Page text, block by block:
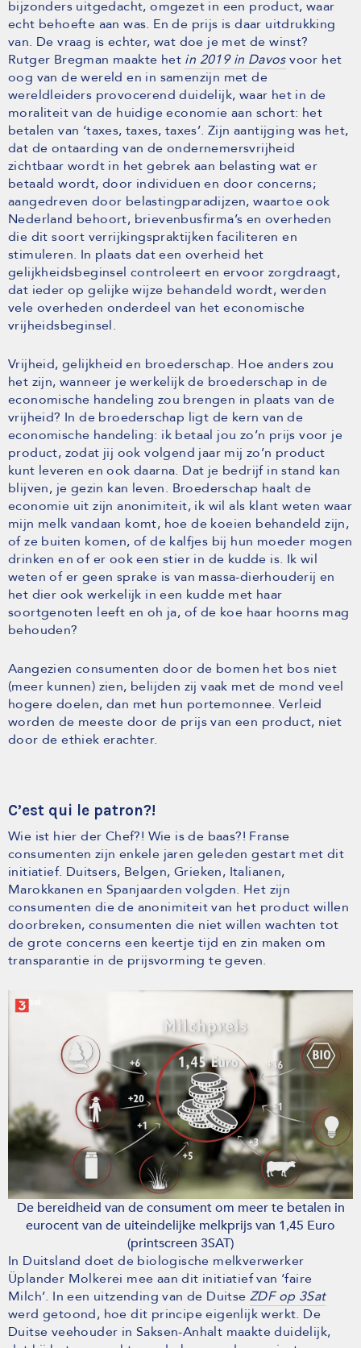
bijzonders uitgedacht, omgezet in een product, waar
echt behoefte aan was. En de prijs is daar uitdrukking
van. De vraag is echter, wat doe je met de winst?
Rutger Bregman maakte het in 2019 in Davosvoor het
oog van de wereld en in samenzijn met de
wereldleiders provocerend duidelijk, waar het in de
moraliteit van de huidige economie aan schort: het
betalen van ‘taxes, taxes, taxes’. Zijn aantijging was het,
dat de ontaarding van de ondernemersvrijheid
zichtbaar wordt in het gebrek aan belasting wat er
betaald wordt, door individuen en door concerns;
aangedreven door belastingparadijzen, waartoe ook
Nederland behoort, brievenbusfirma’s en overheden
die dit soort verrijkingspraktijken faciliteren en
stimuleren. In plaats dat een overheid het
gelijkheidsbeginsel controleert en ervoor zorgdraagt,
dat ieder op gelijke wijze behandeld wordt, werden
vele overheden onderdeel van het economische
vrijheidsbeginsel.
Vrijheid, gelijkheid en broederschap. Hoe anders zou
het zijn, wanneer je werkelijk de broederschap in de
economische handeling zou brengen in plaats van de
vrijheid? In de broederschap ligt de kern van de
economische handeling: ik betaal jou zo’n prijs voor je
product, zodat jij ook volgend jaar mij zo’n product
kunt leveren en ook daarna. Dat je bedrijf in stand kan
blijven, je gezin kan leven. Broederschap haalt de
economie uit zijn anonimiteit, ik wil als klant weten waar
mijn melk vandaan komt, hoe de koeien behandeld zijn,
of ze buiten komen, of de kalfjes bij hun moeder mogen
drinken en of er ook een stier in de kudde is. Ik wil
weten of er geen sprake is van massa-dierhouderij en
het dier ook werkelijk in een kudde met haar
soortgenoten leeft en oh ja, of de koe haar hoorns mag
behouden?
Aangezien consumenten door de bomen het bos niet
(meer kunnen) zien, belijden zij vaak met de mond veel
hogere doelen, dan met hun portemonnee. Verleid
worden de meeste door de prijs van een product, niet
door de ethiek erachter.
C’est qui le patron?!
Wie ist hier der Chef?! Wie is de baas?! Franse
consumenten zijn enkele jaren geleden gestart met dit
initiatief. Duitsers, Belgen, Grieken, Italianen,
Marokkanen en Spanjaarden volgden. Het zijn
consumenten die de anonimiteit van het product willen
doorbreken, consumenten die niet willen wachten tot
de grote concerns een keertje tijd en zin maken om
transparantie in de prijsvorming te geven.
De bereidheid van de consument om meer te betalen in
eurocent van de uiteindelijke melkprijs van 1,45 Euro
(printscreen 3SAT)
In Duitsland doet de biologische melkverwerker
Üplander Molkerei mee aan dit initiatief van ‘faire
Milch’. In een uitzending van de Duitse ZDF op 3Sat
werd getoond, hoe dit principe eigenlijk werkt. De
Duitse veehouder in Saksen-Anhalt maakte duidelijk,